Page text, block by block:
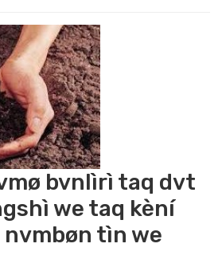
bvnlìrì taq dvt
we taq kèní
tìn we